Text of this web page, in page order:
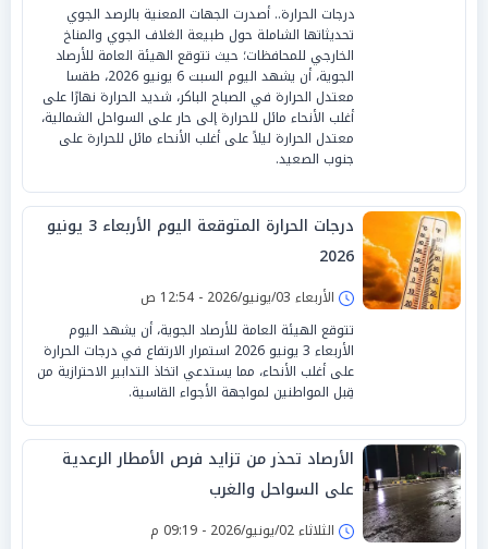
درجات الحرارة.. أصدرت الجهات المعنية بالرصد الجوي
تحديثاتها الشاملة حول طبيعة الغلاف الجوي والمناخ
الخارجي للمحافظات؛ حيث تتوقع الهيئة العامة للأرصاد
الجوية، أن يشهد اليوم السبت 6 يونيو 2026، طقسا
معتدل الحرارة في الصباح الباكر، شديد الحرارة نهارًا على
أغلب الأنحاء مائل للحرارة إلى حار على السواحل الشمالية،
معتدل الحرارة ليلاً على أغلب الأنحاء مائل للحرارة على
جنوب الصعيد.
درجات الحرارة المتوقعة اليوم الأربعاء 3 يونيو
2026
الأربعاء 03/يونيو/2026 - 12:54 ص
تتوقع الهيئة العامة للأرصاد الجوية، أن يشهد اليوم
الأربعاء 3 يونيو 2026 استمرار الارتفاع في درجات الحرارة
على أغلب الأنحاء، مما يستدعي اتخاذ التدابير الاحترازية من
قِبل المواطنين لمواجهة الأجواء القاسية.
الأرصاد تحذر من تزايد فرص الأمطار الرعدية
على السواحل والغرب
الثلاثاء 02/يونيو/2026 - 09:19 م